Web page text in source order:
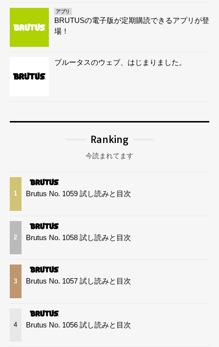
アプリ
BRUTUSの電子版が定期購読できるアプリが登
場！
ブルータスのウェブ、はじまりました。
Ranking
今読まれてます
1 Brutus No. 1059 試し読みと目次
2 Brutus No. 1058 試し読みと目次
3 Brutus No. 1057 試し読みと目次
4 Brutus No. 1056 試し読みと目次